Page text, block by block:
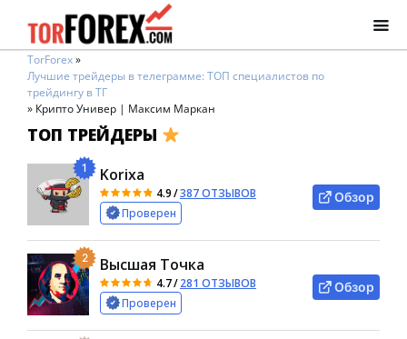
TorForex»
Лучшие трейдеры в телеграмме: ТОП специалистов по
трейдингу в ТГ
» Крипто Универ | Максим Маркан
ТОП ТРЕЙДЕРЫ
1 Korixa
4.9/387 ОТЗЫВОВ
Проверен
Обзор
2 Высшая Точка
4.7/281 ОТЗЫВОВ
Проверен
Обзор